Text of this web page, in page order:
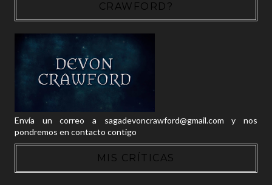
CRAWFORD?
Envía un correo a sagadevoncrawford@gmail.com y nos
pondremos en contacto contigo
MIS CRÍTICAS